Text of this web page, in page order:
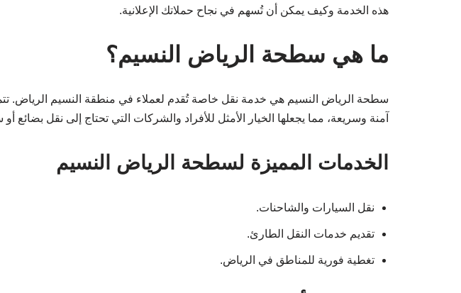
هذه الخدمة وكيف يمكن أن تُسهم في نجاح حملاتك الإعلانية.
ما هي سطحة الرياض النسيم؟
سطحة الرياض النسيم هي خدمة نقل خاصة تُقدم لعملاء في منطقة النسيم الرياض.
آمنة وسريعة، مما يجعلها الخيار الأمثل للأفراد والشركات التي تحتاج إلى نقل
الخدمات المميزة لسطحة الرياض النسيم
نقل السيارات والشاحنات.
تقديم خدمات النقل الطارئ.
تغطية فورية للمناطق في الرياض.